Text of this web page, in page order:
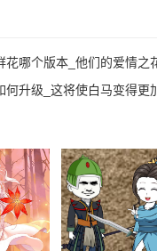
本_他们的爱情之花，不仅仅是在游戏中绽
这将使白马变得更加强壮，并且具有更高